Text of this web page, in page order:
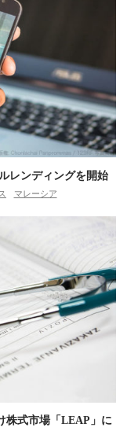
レンディングを開始
マレーシア
株式市場「LEAP」に